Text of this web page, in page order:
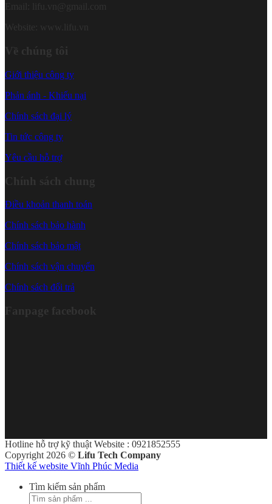
Về chúng tôi
Giới thiệu công ty
Phản ánh - Khiếu nại
Chính sách đại lý
Tin tức công ty
Yêu cầu hỗ trợ
Chính sách chung
Điều khoản thanh toán
Chính sách bảo hành
Chính sách bảo mật
Chính sách vận chuyển
Chính sách đổi trả
Fanpage facebook
Hotline hỗ trợ kỹ thuật Website : 0921852555
Copyright 2026 © Lifu Tech Company
Thiết kế website Vĩnh Phúc Media
Tìm kiếm sản phẩm